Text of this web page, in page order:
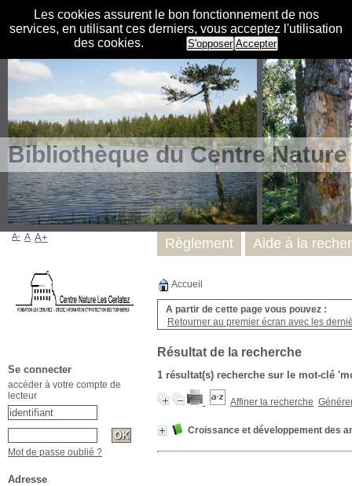
Les cookies assurent le bon fonctionnement de nos
services, en utilisant ces derniers, vous acceptez l'utilisation
des cookies.
S'opposer Accepter
Bibliothèque du Centre
Accueil
A partir de cette page vous pouvez :
Retourner au premier écran avec les
Résultat de la recherche
1 résultat(s) recherche sur le mot-clé
Affiner la recherche
Croissance et développement des
Règlement Aide à la
A- A A+
Se connecter
accéder à votre compte de
lecteur
Mot de passe oublié ?
Adresse